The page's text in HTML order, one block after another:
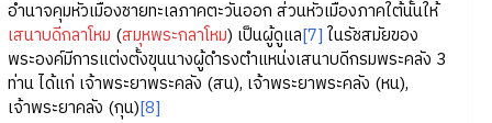
อำนาจคุมหัวเมืองชายทะเลภาคตะวันออก ส่วนหัวเมืองภาคใต้นั้นให้
เสนาบดีกลาโหม (สมุหพระกลาโหม) เป็นผู้ดูแล[7] ในรัชสมัยของ
พระองค์มีการแต่งตั้งขุนนางผู้ดำรงตำแหน่งเสนาบดีกรมพระคลัง 3
ท่าน ได้แก่ เจ้าพระยาพระคลัง (สน), เจ้าพระยาพระคลัง (หน),
เจ้าพระยาคลัง (กุน)[8]